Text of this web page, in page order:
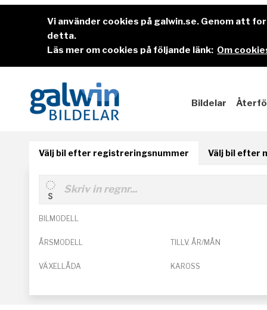
Vi använder cookies på galwin.se. Genom att
detta.
Läs mer om cookies på följande länk: Om
Bildelar
Välj bil efter registreringsnummer Välj bil efter
BILMODELL
ÅRSMODELL TILLV. ÅR/MÅN
VÄXELLÅDA KAROSS